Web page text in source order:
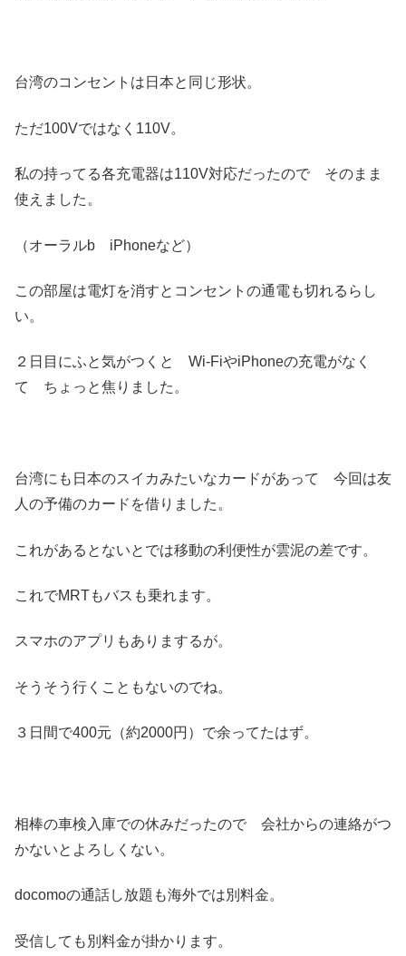
台湾のコンセントは日本と同じ形状。
ただ100Vではなく110V。
私の持ってる各充電器は110V対応だったので そのまま
使えました。
（オーラルb iPhoneなど）
この部屋は電灯を消すとコンセントの通電も切れるらし
い。
２日目にふと気がつくと Wi-FiやiPhoneの充電がなく
て ちょっと焦りました。
台湾にも日本のスイカみたいなカードがあって 今回は友
人の予備のカードを借りました。
これがあるとないとでは移動の利便性が雲泥の差です。
これでMRTもバスも乗れます。
スマホのアプリもありまするが。
そうそう行くこともないのでね。
３日間で400元（約2000円）で余ってたはず。
相棒の車検入庫での休みだったので 会社からの連絡がつ
かないとよろしくない。
docomoの通話し放題も海外では別料金。
受信しても別料金が掛かります。